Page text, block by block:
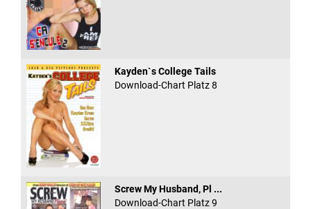
Kayden`s College Tails
Download-Chart Platz 8
Screw My Husband, Pl ...
Download-Chart Platz 9